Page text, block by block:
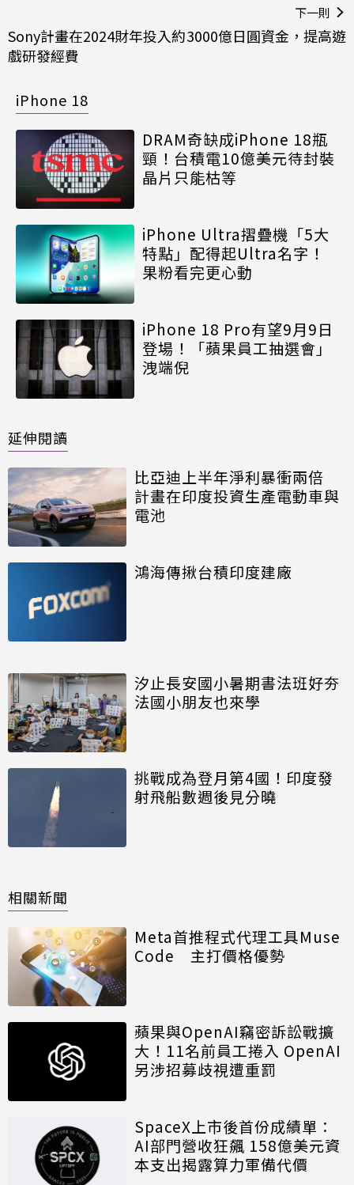
下一則
Sony計畫在2024財年投入約3000億日圓資金，提高遊
戲研發經費
iPhone 18
DRAM奇缺成iPhone 18瓶
頸！台積電10億美元待封裝
晶片只能枯等
iPhone Ultra摺疊機「5大
特點」配得起Ultra名字！
果粉看完更心動
iPhone 18 Pro有望9月9日
登場！「蘋果員工抽選會」
洩端倪
延伸閱讀
比亞迪上半年淨利暴衝兩倍
計畫在印度投資生產電動車與
電池
鴻海傳揪台積印度建廠
汐止長安國小暑期書法班好夯
法國小朋友也來學
挑戰成為登月第4國！印度發
射飛船數週後見分曉
相關新聞
Meta首推程式代理工具Muse
Code 主打價格優勢
蘋果與OpenAI竊密訴訟戰擴
大！11名前員工捲入 OpenAI
另涉招募歧視遭重罰
SpaceX上市後首份成績單：
AI部門營收狂飆 158億美元資
本支出揭露算力軍備代價